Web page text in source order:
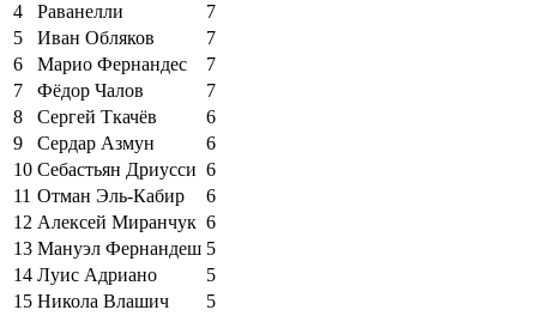
4
Раванелли
7
5
Иван Обляков
7
6
Марио Фернандес
7
7
Фёдор Чалов
7
8
Сергей Ткачёв
6
9
Сердар Азмун
6
10 Себастьян Дриусси 6
11 Отман Эль-Кабир
6
12 Алексей Миранчук 6
13 Мануэл Фернандеш 5
14 Луис Адриано
5
15 Никола Влашич 5